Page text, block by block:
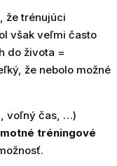
, že trénujúci
však veľmi často
do života =
že nebolo možné
voľný čas, …)
tréningové